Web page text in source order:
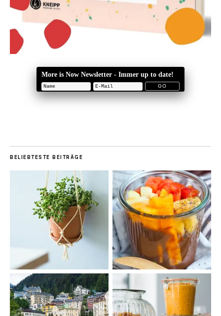
More is Now Newsletter - Immer up to date!
BELIEBTESTE BEITRÄGE